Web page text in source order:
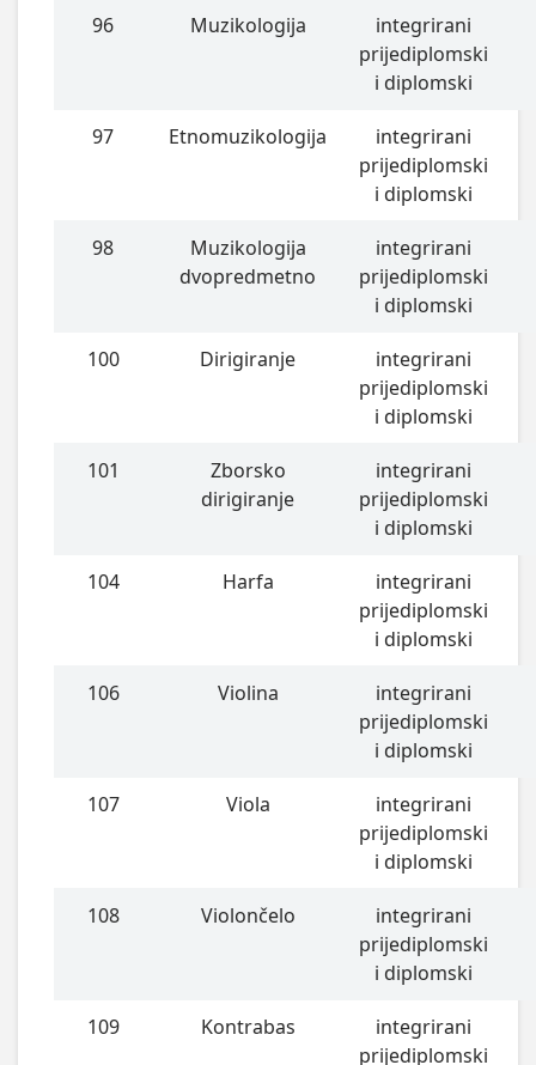
96 Muzikologija
integrirani
prijediplomski
i diplomski
97 Etnomuzikologija
integrirani
prijediplomski
i diplomski
98
Muzikologija
dvopredmetno
integrirani
prijediplomski
i diplomski
100 Dirigiranje
integrirani
prijediplomski
i diplomski
101
Zborsko
dirigiranje
integrirani
prijediplomski
i diplomski
104 Harfa
integrirani
prijediplomski
i diplomski
106 Violina
integrirani
prijediplomski
i diplomski
107 Viola
integrirani
prijediplomski
i diplomski
108 Violončelo
integrirani
prijediplomski
i diplomski
109 Kontrabas
integrirani
prijediplomski